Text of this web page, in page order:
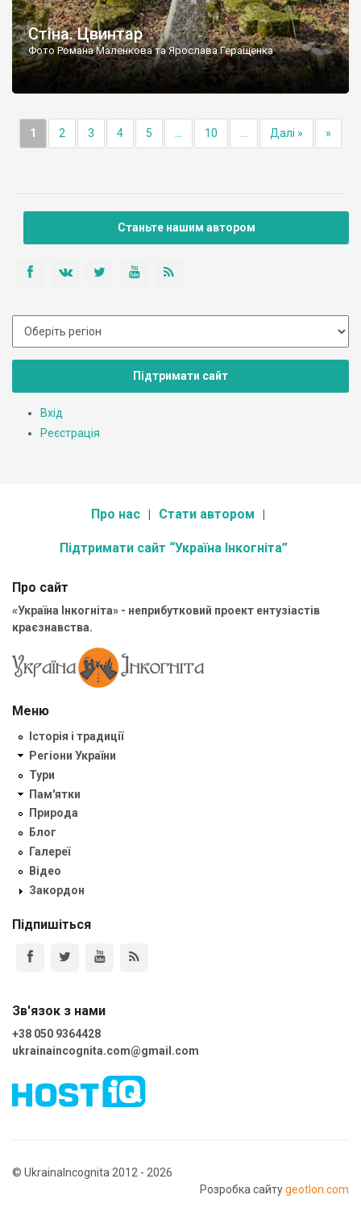
Стіна. Цвинтар
Фото Романа Маленкова та Ярослава Геращенка
1 2 3 4 5 10 Далі » »
Станьте нашим автором
Підтримати сайт
Вхід
Реєстрація
Про нас Стати автором
Підтримати сайт “Україна Інкогніта”
Про сайт
«Україна Інкогніта» - неприбутковий проект ентузіастів
краєзнавства.
Меню
Історія і традиції
Регіони України
Тури
Пам'ятки
Природа
Блог
Галереї
Відео
Закордон
Підпишіться
Зв'язок з нами
+38 050 9364428
ukrainaincognita.com@gmail.com
© UkrainaIncognita 2012 - 2026
Розробка сайтуgeotlon.com